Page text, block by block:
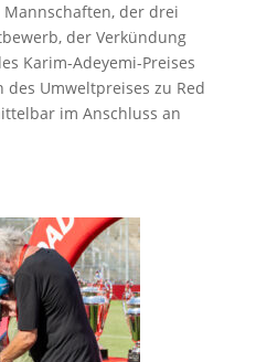
der drei
der Verkündung
Karim-Adeyemi-Preises
des Umweltpreises zu Red
im Anschluss an